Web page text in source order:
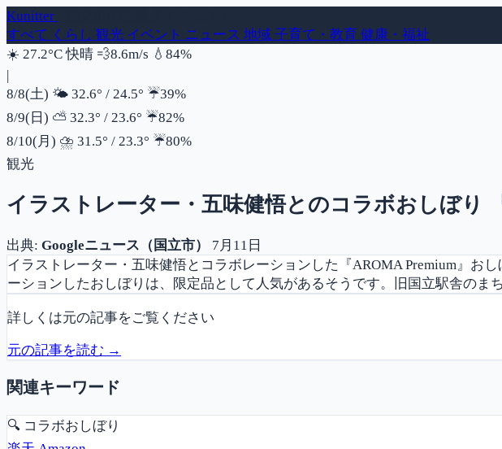
Kunitter
すべて くらし 観光 イベント ニュース 地域 子育て・教育 健康・福祉
☀️ 27.2°C 快晴 💨風速
8.6m/s 💧 湿度
84%
|
8/8(土) 🌤️ 32.6° / 24.5° ☔降水確率
39%
8/9(日) ⛅ 32.3° / 23.6° ☔降水確率
82%
8/10(月) ⛈️ 31.5° / 23.3° ☔降水確率
80%
観光
イラストレーター・五味健悟とのコラボおしぼり
出典: Googleニュース（国立市）
7月11日
イラストレーター・五味健悟とコラボレーションした『AROMA Premium』お
ーションしたおしぼりは、限定品として人気があるそうです。旧国立駅舎のま
詳しくは元の記事をご覧ください
元の記事を読む →
関連キーワード
🔍 コラボおしぼり